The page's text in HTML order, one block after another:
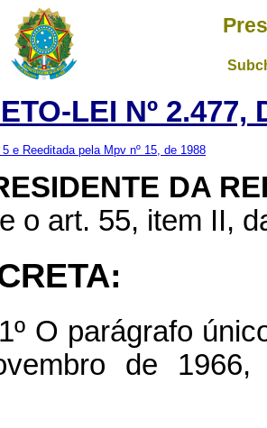
LEI Nº 2.477,
e Reeditada pela Mpv nº 15, de 1988
DA
o art. 55, item II,
O parágrafo
de